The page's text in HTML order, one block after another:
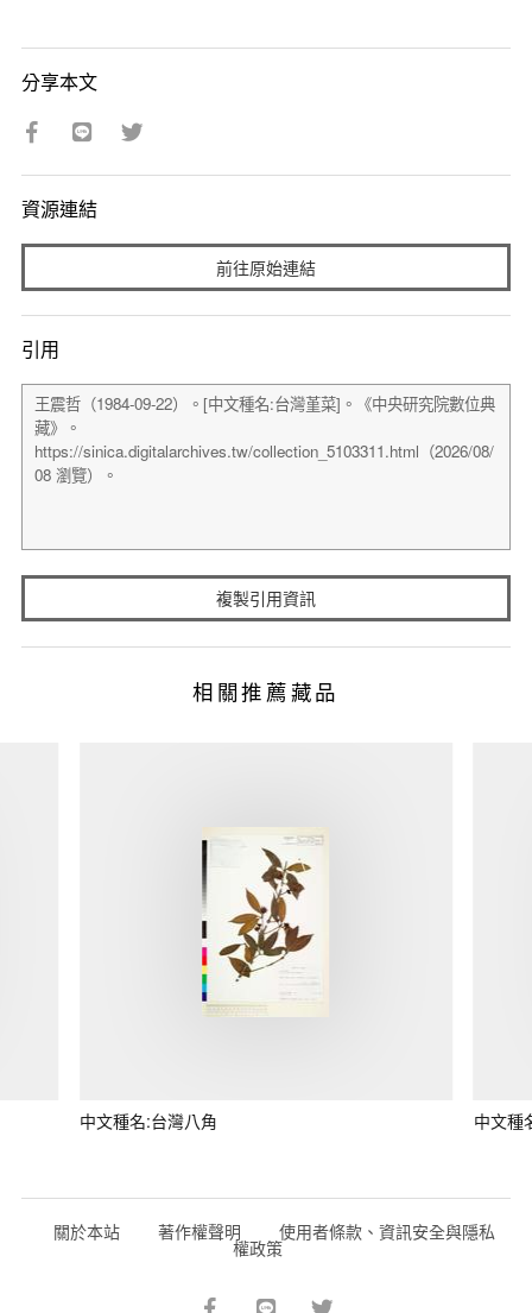
分享本文
資源連結
前往原始連結
引用
複製引用資訊
相關推薦藏品
中文種名:台灣八角 中文種
關於本站 著作權聲明 使用者條款、資訊安全與隱私
權政策